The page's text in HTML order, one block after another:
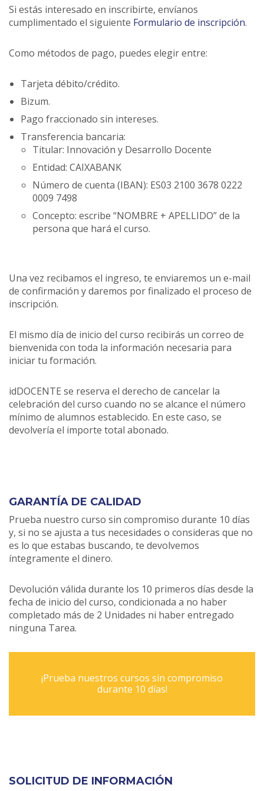
Si estás interesado en inscribirte, envíanos
cumplimentado el siguiente Formulario de inscripción.
Como métodos de pago, puedes elegir entre:
Tarjeta débito/crédito.
Bizum.
Pago fraccionado sin intereses.
Transferencia bancaria:
Titular: Innovación y Desarrollo Docente
Entidad: CAIXABANK
Número de cuenta (IBAN): ES03 2100 3678 0222
0009 7498
Concepto: escribe “NOMBRE + APELLIDO” de la
persona que hará el curso.
Una vez recibamos el ingreso, te enviaremos un e-mail
de confirmación y daremos por finalizado el proceso de
inscripción.
El mismo día de inicio del curso recibirás un correo de
bienvenida con toda la información necesaria para
iniciar tu formación.
idDOCENTE se reserva el derecho de cancelar la
celebración del curso cuando no se alcance el número
mínimo de alumnos establecido. En este caso, se
devolvería el importe total abonado.
GARANTÍA DE CALIDAD
Prueba nuestro curso sin compromiso durante 10 días
y, si no se ajusta a tus necesidades o consideras que no
es lo que estabas buscando, te devolvemos
íntegramente el dinero.
Devolución válida durante los 10 primeros días desde la
fecha de inicio del curso, condicionada a no haber
completado más de 2 Unidades ni haber entregado
ninguna Tarea.
¡Prueba nuestros cursos sin compromiso
durante 10 días!
SOLICITUD DE INFORMACIÓN